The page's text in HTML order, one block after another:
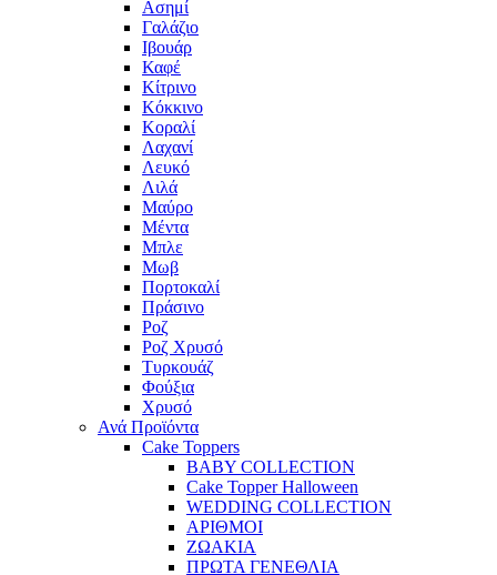
Ασημί
Γαλάζιο
Ιβουάρ
Καφέ
Κίτρινο
Κόκκινο
Κοραλί
Λαχανί
Λευκό
Λιλά
Μαύρο
Μέντα
Μπλε
Μωβ
Πορτοκαλί
Πράσινο
Ροζ
Ροζ Χρυσό
Τυρκουάζ
Φούξια
Χρυσό
Ανά Προϊόντα
Cake Toppers
BABY COLLECTION
Cake Topper Halloween
WEDDING COLLECTION
ΑΡΙΘΜΟΙ
ΖΩΑΚΙΑ
ΠΡΩΤΑ ΓΕΝΕΘΛΙΑ